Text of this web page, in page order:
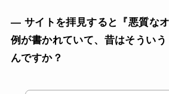
— サイトを拝見すると『悪質な
例が書かれていて、昔はそうい
んですか？